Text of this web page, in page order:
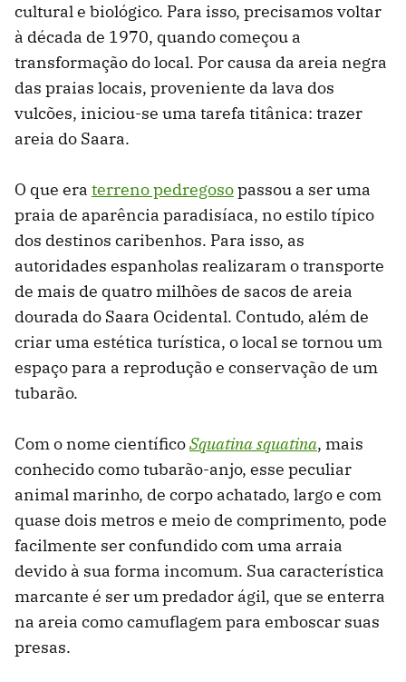
cultural e biológico. Para isso, precisamos voltar
à década de 1970, quando começou a
transformação do local. Por causa da areia negra
das praias locais, proveniente da lava dos
vulcões, iniciou-se uma tarefa titânica: trazer
areia do Saara.
O que era terreno pedregosopassou a ser uma
praia de aparência paradisíaca, no estilo típico
dos destinos caribenhos. Para isso, as
autoridades espanholas realizaram o transporte
de mais de quatro milhões de sacos de areia
dourada do Saara Ocidental. Contudo, além de
criar uma estética turística, o local se tornou um
espaço para a reprodução e conservação de um
tubarão.
Com o nome científicoSquatina squatina, mais
conhecido como tubarão-anjo, esse peculiar
animal marinho, de corpo achatado, largo e com
quase dois metros e meio de comprimento, pode
facilmente ser confundido com uma arraia
devido à sua forma incomum. Sua característica
marcante é ser um predador ágil, que se enterra
na areia como camuflagem para emboscar suas
presas.